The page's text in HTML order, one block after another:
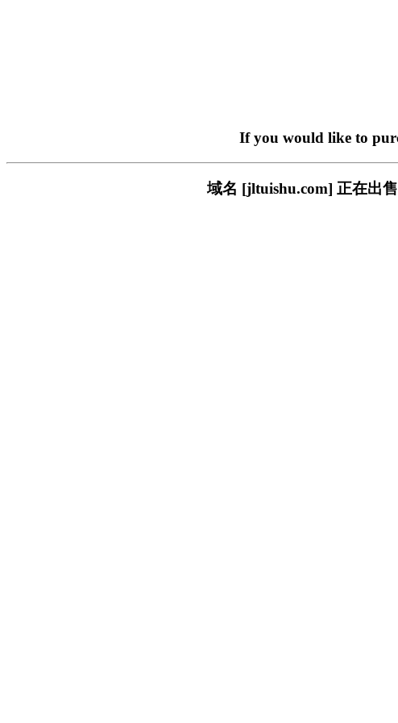
If you would like to
域名 [jltuishu.com] 正在出